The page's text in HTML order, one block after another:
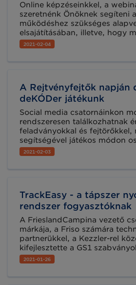
Online képzéseinkkel, a
szeretnénk Önöknek segíteni
működéshez szükséges
elsajátításában, illetve, hogy
legyen lehetőségük felmerülő
tisztázni szakértőinkkel,
2021-02-04
A Rejtvényfejtők napján
deKÓDer játékunk
Social media csatornáinkon
rendszeresen találkozhatnak
feladványokkal és fejtörőkkel,
segítségével játékos módon
érdekességeket és hasznos
szabványok világából. Új,
2021-02-03
TrackEasy - a tápszer
rendszer fogyasztóknak
A FrieslandCampina vezető
márkája, a Friso számára
partnerükkel, a Kezzler-rel
kifejlesztette a GS1
TrackEasy nevű alkalmazást.
intelligens csomagolási
2021-01-26